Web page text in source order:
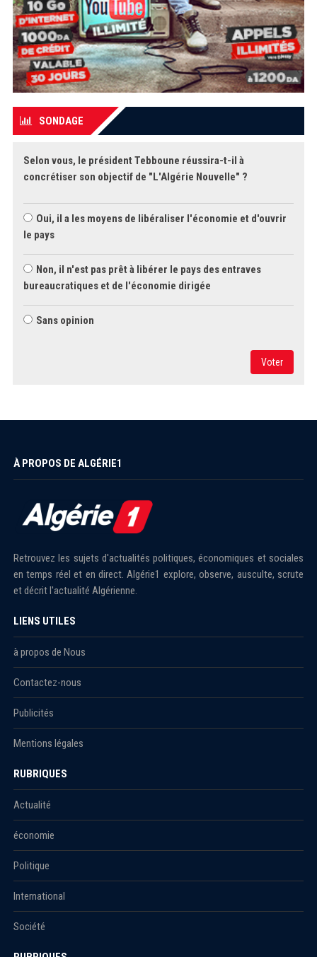
SONDAGE
Selon vous, le président Tebboune réussira-t-il à
concrétiser son objectif de "L'Algérie Nouvelle" ?
Oui, il a les moyens de libéraliser l'économie et d'ouvrir
le pays
Non, il n'est pas prêt à libérer le pays des entraves
bureaucratiques et de l'économie dirigée
Sans opinion
Voter
À PROPOS DE ALGÉRIE1
Retrouvez les sujets d'actualités politiques, économiques et sociales
en temps réel et en direct. Algérie1 explore, observe, ausculte, scrute
et décrit l'actualité Algérienne.
LIENS UTILES
à propos de Nous
Contactez-nous
Publicités
Mentions légales
RUBRIQUES
Actualité
économie
Politique
International
Société